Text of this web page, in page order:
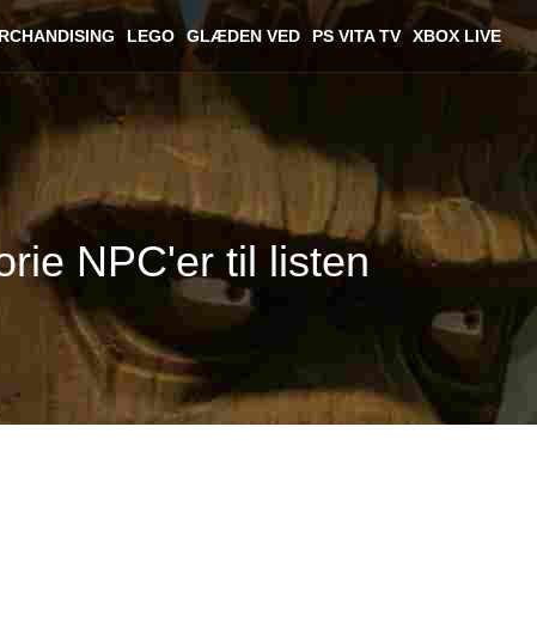
LEGO GLÆDEN VED PS VITA TV XBOX LIVE
NPC'er til listen